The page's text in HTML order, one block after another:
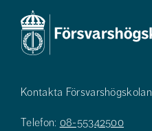
Kontakta Försvarshögskolan
Telefon: 08-55342500